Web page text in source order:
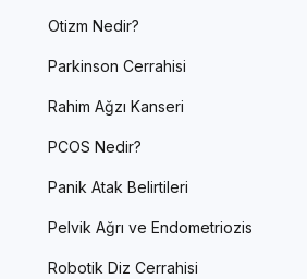
Otizm Nedir?
Parkinson Cerrahisi
Rahim Ağzı Kanseri
PCOS Nedir?
Panik Atak Belirtileri
Pelvik Ağrı ve Endometriozis
Robotik Diz Cerrahisi